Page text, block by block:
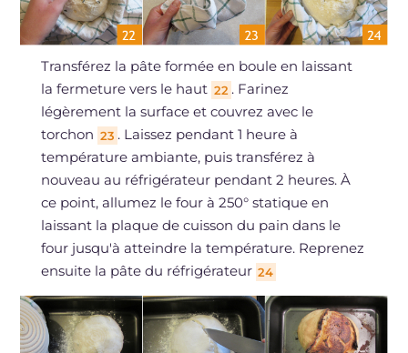
Transférez la pâte formée en boule en laissant
la fermeture vers le haut 22 . Farinez
légèrement la surface et couvrez avec le
torchon 23 . Laissez pendant 1 heure à
température ambiante, puis transférez à
nouveau au réfrigérateur pendant 2 heures. À
ce point, allumez le four à 250° statique en
laissant la plaque de cuisson du pain dans le
four jusqu'à atteindre la température. Reprenez
ensuite la pâte du réfrigérateur 24